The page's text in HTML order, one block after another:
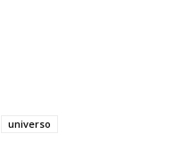
universo